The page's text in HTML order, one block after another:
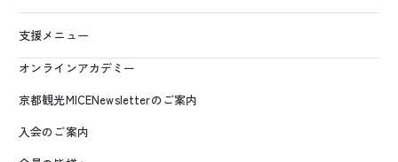
支援メニュー
オンラインアカデミー
京都観光MICENewsletterのご案内
入会のご案内